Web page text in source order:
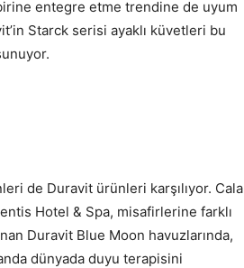
entegre etme trendine de uyum
Starck serisi ayaklı küvetleri bu
de Duravit ürünleri karşılıyor. Cala
Hotel & Spa, misafirlerine farklı
Duravit Blue Moon havuzlarında,
dünyada duyu terapisini